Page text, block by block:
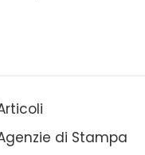
di Stampa